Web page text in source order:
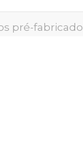
pré-fabricado